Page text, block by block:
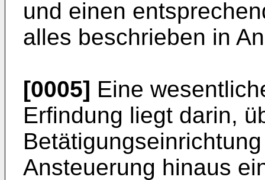
und einen
alles beschrieben in
[0005] Eine
Erfindung liegt darin,
Ansteuerung hinaus